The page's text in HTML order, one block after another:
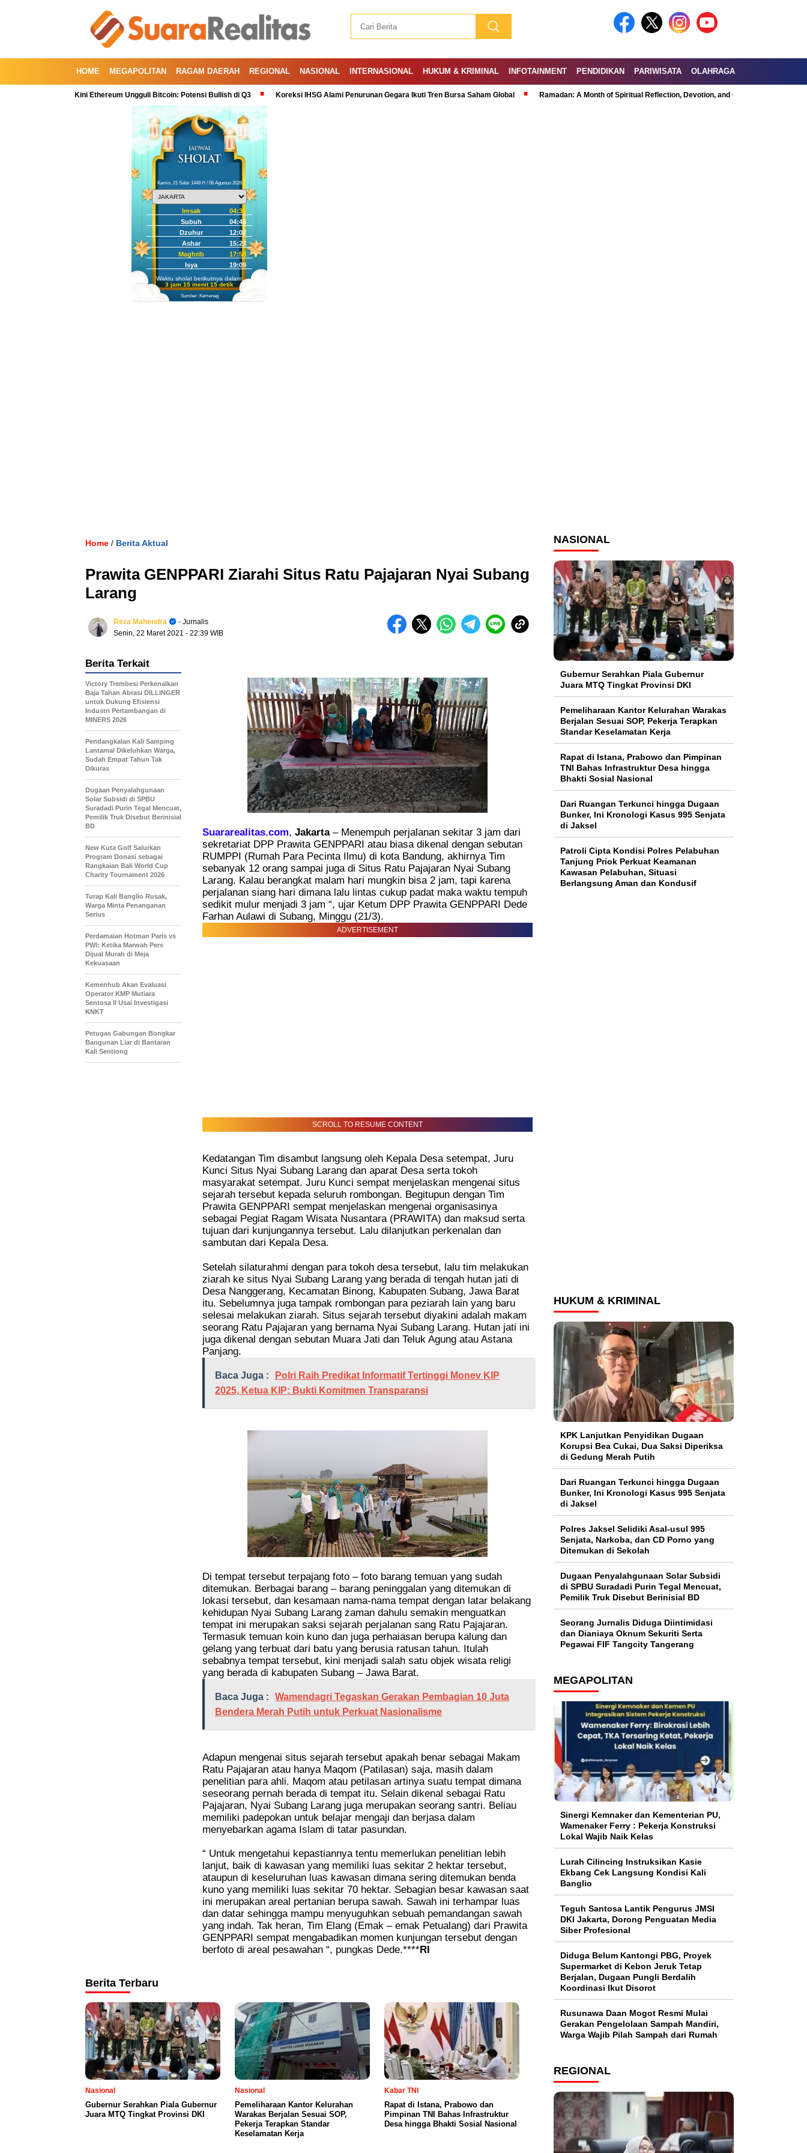
HOME MEGAPOLITAN RAGAM DAERAH REGIONAL NASIONAL INTERNASIONAL HUKUM & KRIMINAL INFOTAINMENT PENDIDIKAN PARIWISATA OLAHRAGA
Kedua, Kini Ethereum Ungguli Bitcoin: Potensi Bullish di Q3 Koreksi IHSG Alami Penurunan Gegara Ikuti Tren Bursa Saham Global Ramadan: A Month of Spiritual Reflection, Devotion, and Charity
Kamis, 21 Safar 1448 H / 06 Agustus 2026
Imsak
04:35
Subuh
04:45
Dzuhur
12:02
Ashar
15:23
Maghrib
17:58
Isya
19:09
Waktu sholat berikutnya dalam:
3 jam 15 menit 14 detik
Sumber: Kemenag
Home / Berita Aktual
Prawita GENPPARI Ziarahi Situs Ratu Pajajaran Nyai Subang
Larang
Reza Mahendra
- Jurnalis
Senin, 22 Maret 2021 - 22:39 WIB
Suararealitas.com, Jakarta– Menempuh perjalanan sekitar 3 jam dari
sekretariat DPP Prawita GENPPARI atau biasa dikenal dengan sebutan
RUMPPI (Rumah Para Pecinta Ilmu) di kota Bandung, akhirnya Tim
sebanyak 12 orang sampai juga di Situs Ratu Pajajaran Nyai Subang
Larang. Kalau berangkat malam hari mungkin bisa 2 jam, tapi karena
perjalanan siang hari dimana lalu lintas cukup padat maka waktu tempuh
sedikit mulur menjadi 3 jam “, ujar Ketum DPP Prawita GENPPARI Dede
Farhan Aulawi di Subang, Minggu (21/3).
ADVERTISEMENT
SCROLL TO RESUME CONTENT
Kedatangan Tim disambut langsung oleh Kepala Desa setempat, Juru
Kunci Situs Nyai Subang Larang dan aparat Desa serta tokoh
masyarakat setempat. Juru Kunci sempat menjelaskan mengenai situs
sejarah tersebut kepada seluruh rombongan. Begitupun dengan Tim
Prawita GENPPARI sempat menjelaskan mengenai organisasinya
sebagai Pegiat Ragam Wisata Nusantara (PRAWITA) dan maksud serta
tujuan dari kunjungannya tersebut. Lalu dilanjutkan perkenalan dan
sambutan dari Kepala Desa.
Setelah silaturahmi dengan para tokoh desa tersebut, lalu tim melakukan
ziarah ke situs Nyai Subang Larang yang berada di tengah hutan jati di
Desa Nanggerang, Kecamatan Binong, Kabupaten Subang, Jawa Barat
itu. Sebelumnya juga tampak rombongan para peziarah lain yang baru
selesai melakukan ziarah. Situs sejarah tersebut diyakini adalah makam
seorang Ratu Pajajaran yang bernama Nyai Subang Larang. Hutan jati ini
juga dikenal dengan sebutan Muara Jati dan Teluk Agung atau Astana
Panjang.
Baca Juga :
Polri Raih Predikat Informatif Tertinggi Monev KIP
2025, Ketua KIP: Bukti Komitmen Transparansi
Di tempat tersebut terpajang foto – foto barang temuan yang sudah
ditemukan. Berbagai barang – barang peninggalan yang ditemukan di
lokasi tersebut, dan kesamaan nama-nama tempat dengan latar belakang
kehidupan Nyai Subang Larang zaman dahulu semakin menguatkan
tempat ini merupakan saksi sejarah perjalanan sang Ratu Pajajaran.
Termasuk temuan koin kuno dan juga perhaiasan berupa kalung dan
gelang yang terbuat dari batu yang berusia ratusan tahun. Itulah
sebabnya tempat tersebut, kini menjadi salah satu objek wisata religi
yang berada di kabupaten Subang – Jawa Barat.
Baca Juga :
Wamendagri Tegaskan Gerakan Pembagian 10 Juta
Bendera Merah Putih untuk Perkuat Nasionalisme
Adapun mengenai situs sejarah tersebut apakah benar sebagai Makam
Ratu Pajajaran atau hanya Maqom (Patilasan) saja, masih dalam
penelitian para ahli. Maqom atau petilasan artinya suatu tempat dimana
seseorang pernah berada di tempat itu. Selain dikenal sebagai Ratu
Pajajaran, Nyai Subang Larang juga merupakan seorang santri. Beliau
memiliki padepokan untuk belajar mengaji dan berjasa dalam
menyebarkan agama Islam di tatar pasundan.
“ Untuk mengetahui kepastiannya tentu memerlukan penelitian lebih
lanjut, baik di kawasan yang memiliki luas sekitar 2 hektar tersebut,
ataupun di keseluruhan luas kawasan dimana sering ditemukan benda
kuno yang memiliki luas sekitar 70 hektar. Sebagian besar kawasan saat
ini merupakan areal pertanian berupa sawah. Sawah ini terhampar luas
dan datar sehingga mampu menyuguhkan sebuah pemandangan sawah
yang indah. Tak heran, Tim Elang (Emak – emak Petualang) dari Prawita
GENPPARI sempat mengabadikan momen kunjungan tersebut dengan
berfoto di areal pesawahan “, pungkas Dede.****RI
Berita Terkait
Victory Trembesi Perkenalkan
Baja Tahan Abrasi DILLINGER
untuk Dukung Efisiensi
Industri Pertambangan di
MINERS 2026
Pendangkalan Kali Samping
Lantamal Dikeluhkan Warga,
Sudah Empat Tahun Tak
Dikuras
‎Dugaan Penyalahgunaan
Solar Subsidi di SPBU
Suradadi Purin Tegal Mencuat,
Pemilik Truk Disebut Berinisial
BD
New Kuta Golf Salurkan
Program Donasi sebagai
Rangkaian Bali World Cup
Charity Tournament 2026
Turap Kali Banglio Rusak,
Warga Minta Penanganan
Serius
Perdamaian Hotman Paris vs
PWI: Ketika Marwah Pers
Dijual Murah di Meja
Kekuasaan
Kemenhub Akan Evaluasi
Operator KMP Mutiara
Sentosa II Usai Investigasi
KNKT
Petugas Gabungan Bongkar
Bangunan Liar di Bantaran
Kali Sentiong
Berita Terbaru
Nasional
Gubernur Serahkan Piala Gubernur
Juara MTQ Tingkat Provinsi DKI
Nasional
Pemeliharaan Kantor Kelurahan
Warakas Berjalan Sesuai SOP,
Pekerja Terapkan Standar
Keselamatan Kerja
Kabar TNI
Rapat di Istana, Prabowo dan
Pimpinan TNI Bahas Infrastruktur
Desa hingga Bhakti Sosial Nasional
NASIONAL
Gubernur Serahkan Piala Gubernur
Juara MTQ Tingkat Provinsi DKI
Pemeliharaan Kantor Kelurahan Warakas
Berjalan Sesuai SOP, Pekerja Terapkan
Standar Keselamatan Kerja
Rapat di Istana, Prabowo dan Pimpinan
TNI Bahas Infrastruktur Desa hingga
Bhakti Sosial Nasional
Dari Ruangan Terkunci hingga Dugaan
Bunker, Ini Kronologi Kasus 995 Senjata
di Jaksel
Patroli Cipta Kondisi Polres Pelabuhan
Tanjung Priok Perkuat Keamanan
Kawasan Pelabuhan, Situasi
Berlangsung Aman dan Kondusif
HUKUM & KRIMINAL
KPK Lanjutkan Penyidikan Dugaan
Korupsi Bea Cukai, Dua Saksi Diperiksa
di Gedung Merah Putih
Dari Ruangan Terkunci hingga Dugaan
Bunker, Ini Kronologi Kasus 995 Senjata
di Jaksel
Polres Jaksel Selidiki Asal-usul 995
Senjata, Narkoba, dan CD Porno yang
Ditemukan di Sekolah
‎Dugaan Penyalahgunaan Solar Subsidi
di SPBU Suradadi Purin Tegal Mencuat,
Pemilik Truk Disebut Berinisial BD
Seorang Jurnalis Diduga Diintimidasi
dan Dianiaya Oknum Sekuriti Serta
Pegawai FIF Tangcity Tangerang
MEGAPOLITAN
Sinergi Kemnaker dan Kementerian PU,
Wamenaker Ferry : Pekerja Konstruksi
Lokal Wajib Naik Kelas
Lurah Cilincing Instruksikan Kasie
Ekbang Cek Langsung Kondisi Kali
Banglio
Teguh Santosa Lantik Pengurus JMSI
DKI Jakarta, Dorong Penguatan Media
Siber Profesional
Diduga Belum Kantongi PBG, Proyek
Supermarket di Kebon Jeruk Tetap
Berjalan, Dugaan Pungli Berdalih
Koordinasi Ikut Disorot
Rusunawa Daan Mogot Resmi Mulai
Gerakan Pengelolaan Sampah Mandiri,
Warga Wajib Pilah Sampah dari Rumah
REGIONAL